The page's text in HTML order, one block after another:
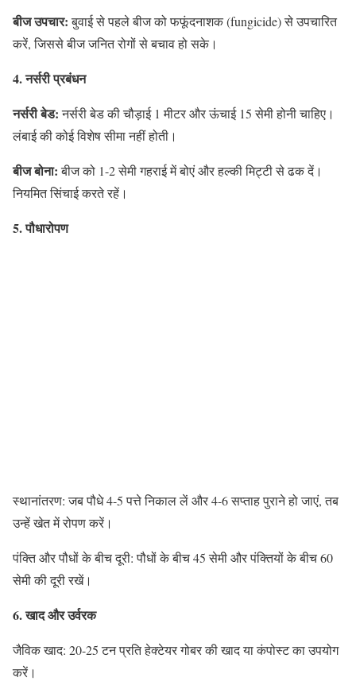
बीज उपचार:बुवाई से पहले बीज को फफूंदनाशक (fungicide) से उपचारित
करें, जिससे बीज जनित रोगों से बचाव हो सके।
4. नर्सरी प्रबंधन
नर्सरी बेड:नर्सरी बेड की चौड़ाई 1 मीटर और ऊंचाई 15 सेमी होनी चाहिए।
लंबाई की कोई विशेष सीमा नहीं होती।
बीज बोना:बीज को 1-2 सेमी गहराई में बोएं और हल्की मिट्टी से ढक दें।
नियमित सिंचाई करते रहें।
5. पौधारोपण
स्थानांतरण: जब पौधे 4-5 पत्ते निकाल लें और 4-6 सप्ताह पुराने हो जाएं, तब
उन्हें खेत में रोपण करें।
पंक्ति और पौधों के बीच दूरी: पौधों के बीच 45 सेमी और पंक्तियों के बीच 60
सेमी की दूरी रखें।
6. खाद और उर्वरक
जैविक खाद: 20-25 टन प्रति हेक्टेयर गोबर की खाद या कंपोस्ट का उपयोग
करें।